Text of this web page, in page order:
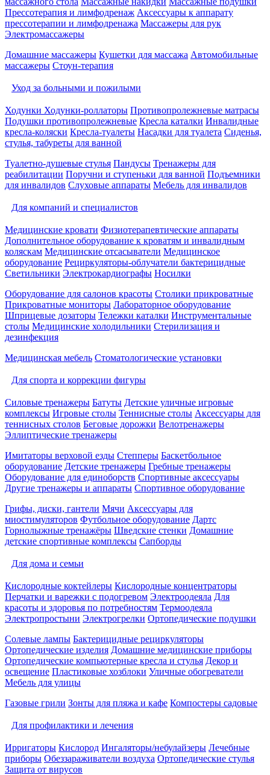
Прессотерапия и лимфодренаж Аксессуары к аппарату
прессотерапии и лимфодренажа Массажеры для рук
Электромассажеры
Домашние массажеры Кушетки для массажа Автомобильные
массажеры Стоун-терапия
Уход за больными и пожилыми
Ходунки Ходунки-роллаторы Противопролежневые матрасы
Подушки противопролежневые Кресла каталки Инвалидные
кресла-коляски Кресла-туалеты Насадки для туалета Сиденья,
стулья, табуреты для ванной
Туалетно-душевые стулья Пандусы Тренажеры для
реабилитации Поручни и ступеньки для ванной Подъемники
для инвалидов Слуховые аппараты Мебель для инвалидов
Для компаний и специалистов
Медицинские кровати Физиотерапевтические аппараты
Дополнительное оборудование к кроватям и инвалидным
коляскам Медицинские отсасыватели Медицинское
оборудование Рециркуляторы-облучатели бактерицидные
Светильники Электрокардиографы Носилки
Оборудование для салонов красоты Столики прикроватные
Прикроватные мониторы Лабораторное оборудование
Шприцевые дозаторы Тележки каталки Инструментальные
столы Медицинские холодильники Стерилизация и
дезинфекция
Медицинская мебель Стоматологические установки
Для спорта и коррекции фигуры
Силовые тренажеры Батуты Детские уличные игровые
комплексы Игровые столы Теннисные столы Аксессуары для
теннисных столов Беговые дорожки Велотренажеры
Эллиптические тренажеры
Имитаторы верховой езды Степперы Баскетбольное
оборудование Детские тренажеры Гребные тренажеры
Оборудование для единоборств Спортивные аксессуары
Другие тренажеры и аппараты Спортивное оборудование
Грифы, диски, гантели Мячи Аксессуары для
миостимуляторов Футбольное оборудование Дартс
Горнолыжные тренажёры Шведские стенки Домашние
детские спортивные комплексы Сапборды
Для дома и семьи
Кислородные коктейлеры Кислородные концентраторы
Перчатки и варежки с подогревом Электроодеяла Для
красоты и здоровья по потребностям Термоодеяла
Электропростыни Электрогрелки Ортопедические подушки
Солевые лампы Бактерицидные рециркуляторы
Ортопедические изделия Домашние медицинские приборы
Ортопедические компьютерные кресла и стулья Декор и
освещение Пластиковые хозблоки Уличные обогреватели
Мебель для улицы
Газовые грили Зонты для пляжа и кафе Компостеры садовые
Для профилактики и лечения
Ирригаторы Кислород Ингаляторы/небулайзеры Лечебные
приборы Обеззараживатели воздуха Ортопедические стулья
Защита от вирусов